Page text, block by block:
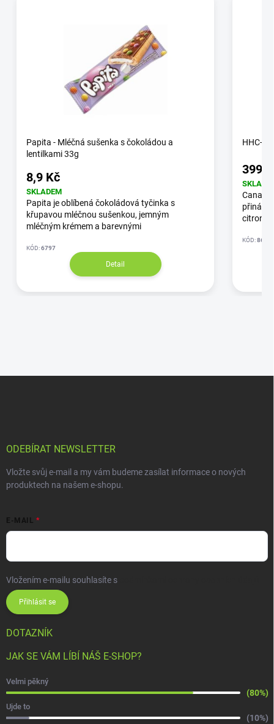
Papita - Mléčná sušenka s čokoládou a
lentilkami 33g
8,9 Kč
SKLADEM
Papita je oblíbená čokoládová tyčinka s
křupavou mléčnou sušenkou, jemným
mléčným krémem a barevnými
KÓD:6797
Detail
HHC-A
399
přináší
citronu,
KÓD:
ODEBÍRAT NEWSLETTER
Vložte svůj e-mail a my vám budeme zasílat informace o nových
produktech na našem e-shopu.
E-MAIL
Vložením e-mailu souhlasíte s
Přihlásit se
DOTAZNÍK
JAK SE VÁM LÍBÍ NÁŠ E-SHOP?
Velmi pěkný
(80%)
Ujde to
(10%)